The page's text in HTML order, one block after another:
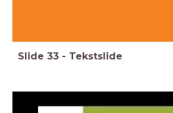
Slide 33 - Tekstslide